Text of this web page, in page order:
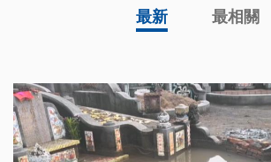
最新 最相關